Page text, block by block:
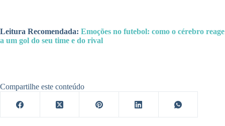
Leitura Recomendada: Emoções no futebol: como o cérebro reage
a um gol do seu time e do rival
Compartilhe este conteúdo